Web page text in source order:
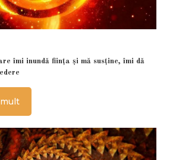
îmi inundă ființa și mă susține, îmi dă